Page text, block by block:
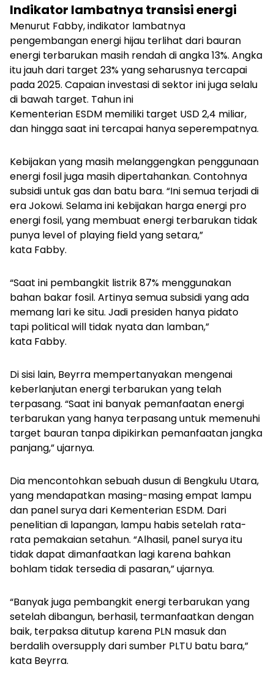
Indikator lambatnya transisi energi
Menurut Fabby, indikator lambatnya
pengembangan energi hijau terlihat dari bauran
energi terbarukan masih rendah di angka 13%. Angka
itu jauh dari target 23% yang seharusnya tercapai
pada 2025. Capaian investasi di sektor ini juga selalu
di bawah target. Tahun ini
Kementerian ESDM memiliki target USD 2,4 miliar,
dan hingga saat ini tercapai hanya seperempatnya.
Kebijakan yang masih melanggengkan penggunaan
energi fosil juga masih dipertahankan. Contohnya
subsidi untuk gas dan batu bara. “Ini semua terjadi di
era Jokowi. Selama ini kebijakan harga energi pro
energi fosil, yang membuat energi terbarukan tidak
punya level of playing field yang setara,”
kata Fabby.
“Saat ini pembangkit listrik 87% menggunakan
bahan bakar fosil. Artinya semua subsidi yang ada
memang lari ke situ. Jadi presiden hanya pidato
tapi political will tidak nyata dan lamban,”
kata Fabby.
Di sisi lain, Beyrra mempertanyakan mengenai
keberlanjutan energi terbarukan yang telah
terpasang. “Saat ini banyak pemanfaatan energi
terbarukan yang hanya terpasang untuk memenuhi
target bauran tanpa dipikirkan pemanfaatan jangka
panjang,” ujarnya.
Dia mencontohkan sebuah dusun di Bengkulu Utara,
yang mendapatkan masing-masing empat lampu
dan panel surya dari Kementerian ESDM. Dari
penelitian di lapangan, lampu habis setelah rata-
rata pemakaian setahun. “Alhasil, panel surya itu
tidak dapat dimanfaatkan lagi karena bahkan
bohlam tidak tersedia di pasaran,” ujarnya.
“Banyak juga pembangkit energi terbarukan yang
setelah dibangun, berhasil, termanfaatkan dengan
baik, terpaksa ditutup karena PLN masuk dan
berdalihoversupplydari sumber PLTU batu bara,”
kata Beyrra.